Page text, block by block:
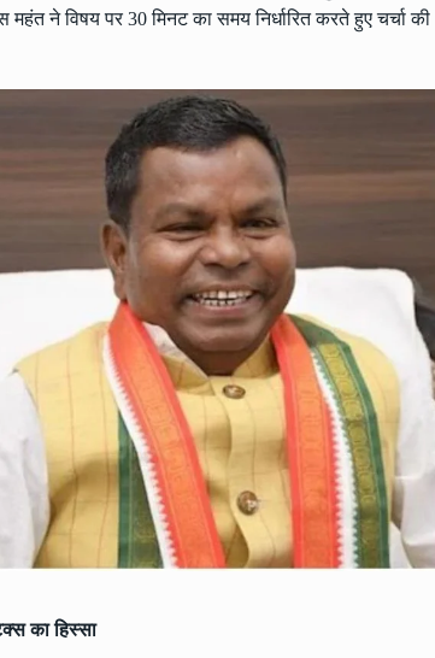
ने विषय पर 30 मिनट का समय निर्धारित करते हुए चर्चा की
का हिस्सा